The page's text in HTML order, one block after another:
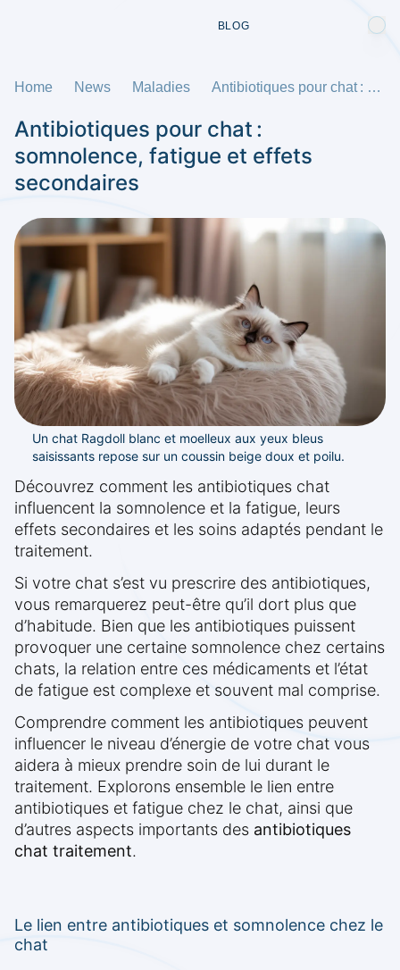
BLOG
Home News Maladies Antibiotiques pour chat : somnolence, fatigue et effets secondaires
Antibiotiques pour chat :
somnolence, fatigue et effets
secondaires
Un chat Ragdoll blanc et moelleux aux yeux bleus
saisissants repose sur un coussin beige doux et poilu.
Découvrez comment les antibiotiques chat
influencent la somnolence et la fatigue, leurs
effets secondaires et les soins adaptés pendant le
traitement.
Si votre chat s’est vu prescrire des antibiotiques,
vous remarquerez peut-être qu’il dort plus que
d’habitude. Bien que les antibiotiques puissent
provoquer une certaine somnolence chez certains
chats, la relation entre ces médicaments et l’état
de fatigue est complexe et souvent mal comprise.
Comprendre comment les antibiotiques peuvent
influencer le niveau d’énergie de votre chat vous
aidera à mieux prendre soin de lui durant le
traitement. Explorons ensemble le lien entre
antibiotiques et fatigue chez le chat, ainsi que
d’autres aspects importants des antibiotiques
chat traitement.
Le lien entre antibiotiques et somnolence chez le
chat